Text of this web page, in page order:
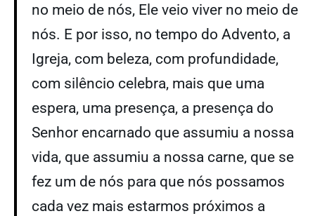
no meio de nós, Ele veio viver no meio de
nós. E por isso, no tempo do Advento, a
Igreja, com beleza, com profundidade,
com silêncio celebra, mais que uma
espera, uma presença, a presença do
Senhor encarnado que assumiu a nossa
vida, que assumiu a nossa carne, que se
fez um de nós para que nós possamos
cada vez mais estarmos próximos a